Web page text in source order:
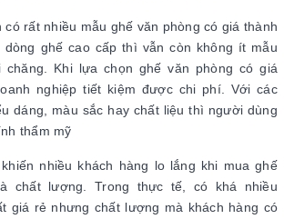
rất nhiều mẫu ghế văn phòng có giá thành
dòng ghế cao cấp thì vẫn còn không ít mẫu
chăng. Khi lựa chọn ghế văn phòng có giá
nghiệp tiết kiệm được chi phí. Với các
dáng, màu sắc hay chất liệu thì người dùng
thẩm mỹ
nhiều khách hàng lo lắng khi mua ghế
chất lượng. Trong thực tế, có khá nhiều
giá rẻ nhưng chất lượng mà khách hàng có